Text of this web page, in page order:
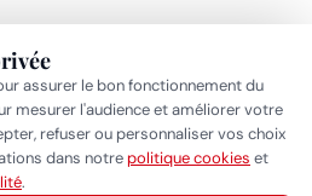
Mentions légales
assurer le bon fonctionnement du
mesurer l'audience et améliorer votre
refuser ou personnaliser vos choix
dans notrepolitique cookies et
.
• Politique cookies •
Gérer mes
cookies
quelques heures